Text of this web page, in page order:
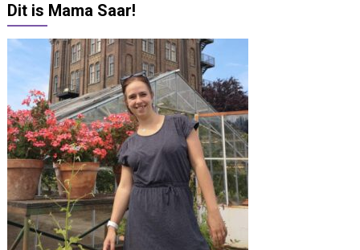
Dit is Mama Saar!